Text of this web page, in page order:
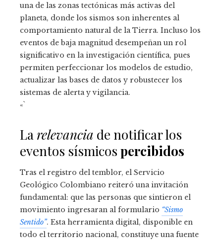
una de las zonas tectónicas más activas del
planeta, donde los sismos son inherentes al
comportamiento natural de la Tierra. Incluso los
eventos de baja magnitud desempeñan un rol
significativo en la investigación científica, pues
permiten perfeccionar los modelos de estudio,
actualizar las bases de datos y robustecer los
sistemas de alerta y vigilancia.
«`
La relevancia de notificar los
eventos sísmicos percibidos
Tras el registro del temblor, el Servicio
Geológico Colombiano reiteró una invitación
fundamental: que las personas que sintieron el
movimiento ingresaran al formulario “Sismo
Sentido”. Esta herramienta digital, disponible en
todo el territorio nacional, constituye una fuente